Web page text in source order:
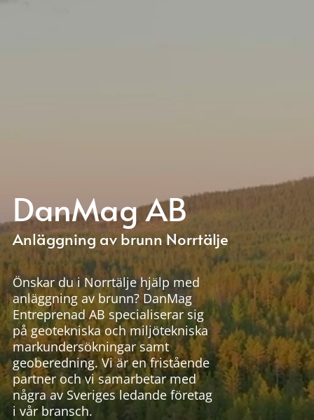
DanMag AB
Anläggning av brunn Norrtälje
Önskar du i Norrtälje hjälp med
anläggning av brunn? DanMag
Entreprenad AB specialiserar sig
på geotekniska och miljötekniska
markundersökningar samt
geoberedning. Vi är en fristående
partner och vi samarbetar med
några av Sveriges ledande företag
i vår bransch.